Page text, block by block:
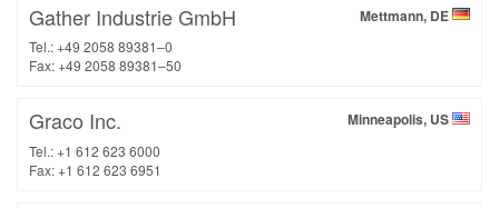
Mettmann, DE
Gather Industrie GmbH
Tel.: +49 2058 89381–0
Fax: +49 2058 89381–50
Minneapolis, US
Graco Inc.
Tel.: +1 612 623 6000
Fax: +1 612 623 6951